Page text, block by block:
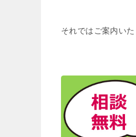
それではご案内いた